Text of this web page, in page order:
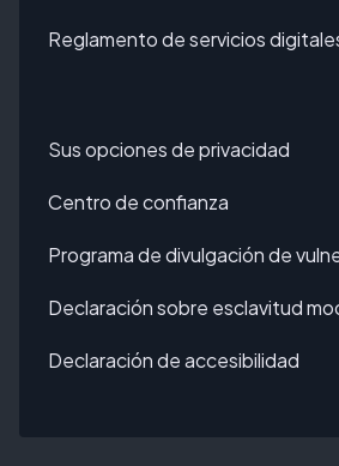
Reglamento de servicios
Sus opciones de privacidad
Centro de confianza
Programa de divulgación de
Declaración sobre esclavitud
Declaración de accesibilidad